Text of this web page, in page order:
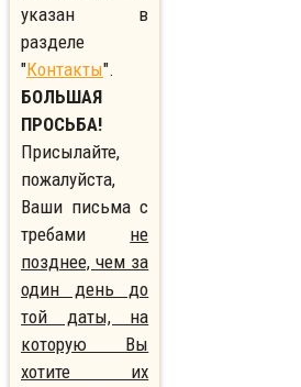
указан в
разделе
"Контакты".
БОЛЬШАЯ
ПРОСЬБА!
Присылайте,
пожалуйста,
Ваши письма с
требами не
позднее, чем за
один день до
той даты, на
которую Вы
хотите их